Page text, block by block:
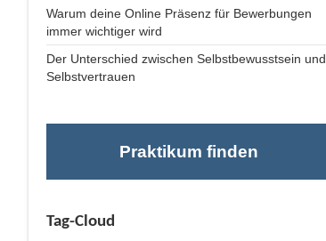
Warum deine Online Präsenz für Bewerbungen
immer wichtiger wird
Der Unterschied zwischen Selbstbewusstsein und
Selbstvertrauen
Praktikum finden
Tag-Cloud